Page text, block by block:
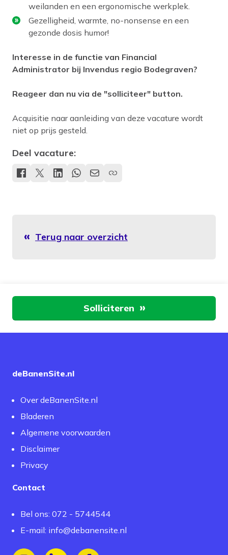
weilanden en een ergonomische werkplek.
Gezelligheid, warmte, no-nonsense en een
gezonde dosis humor!
Interesse in de functie van Financial
Administrator bij Invendus regio Bodegraven?
Reageer dan nu via de "solliciteer" button.
Acquisitie naar aanleiding van deze vacature wordt
niet op prijs gesteld.
Deel vacature:
Terug naar overzicht
Aan de slagSolliciteren
deBanenSite.nl
Over deBanenSite.nl
Bladeren
Algemene voorwaarden
Disclaimer
Privacy
Contact
Bel ons: 072 - 5744544
E-mail: info@debanensite.nl